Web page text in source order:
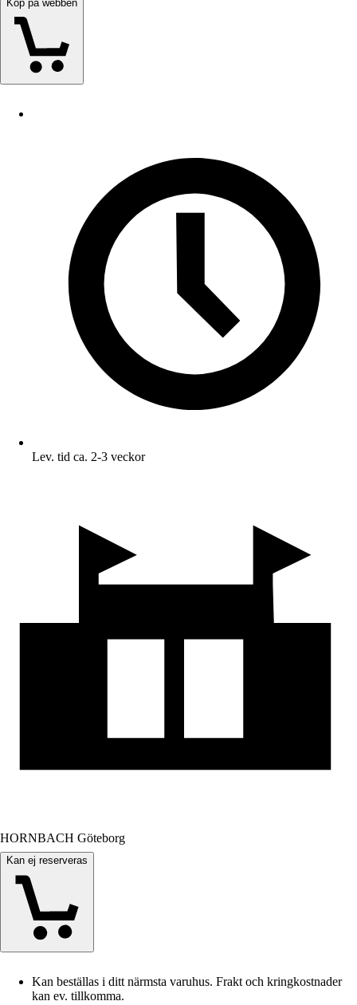
Köp på webben
Lev. tid ca. 2-3 veckor
HORNBACH Göteborg
Kan ej reserveras
Kan beställas i ditt närmsta varuhus. Frakt och kringkostnader
kan ev. tillkomma.